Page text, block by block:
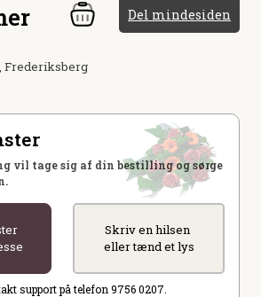
Del mindesiden
Frederiksberg
vil tage sig af din bestilling og sørge
Skriv en hilsen
eller tænd et lys
support på telefon 9756 0207.